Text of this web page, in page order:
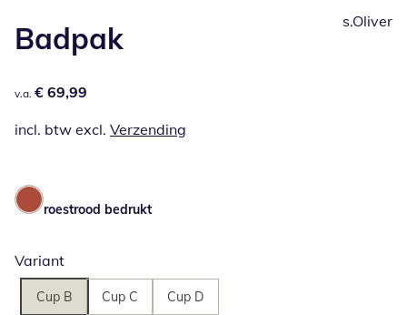
Badpak
€ 69,99
v.a. € 69,99
incl. btw excl. Verzending
s.Oliver
roestrood bedrukt
Variant
Cup B Cup C Cup D